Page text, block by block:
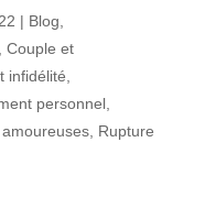
| Blog
Couple et
infidélité
personnel,
, Rupture